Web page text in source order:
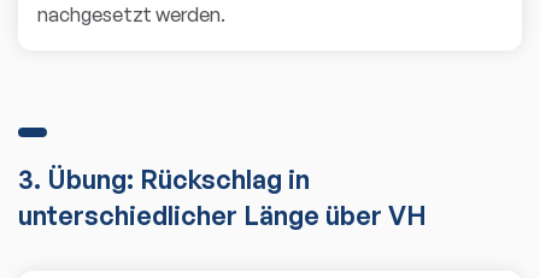
nachgesetzt werden.
3. Übung: Rückschlag in
unterschiedlicher Länge über VH